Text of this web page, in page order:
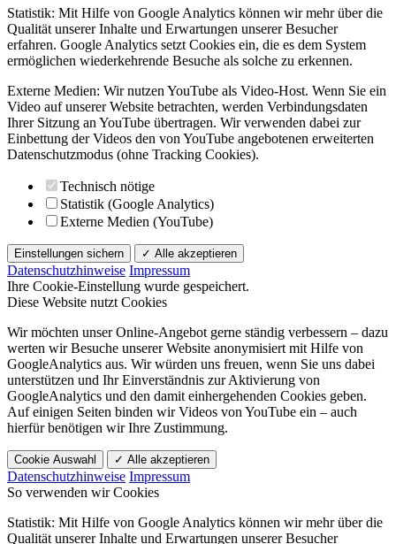
Statistik: Mit Hilfe von Google Analytics können wir mehr über die
Qualität unserer Inhalte und Erwartungen unserer Besucher
erfahren. Google Analytics setzt Cookies ein, die es dem System
ermöglichen wiederkehrende Besuche als solche zu erkennen.
Externe Medien: Wir nutzen YouTube als Video-Host. Wenn Sie ein
Video auf unserer Website betrachten, werden Verbindungsdaten
Ihrer Sitzung an YouTube übertragen. Wir verwenden dabei zur
Einbettung der Videos den von YouTube angebotenen erweiterten
Datenschutzmodus (ohne Tracking Cookies).
Technisch nötige
Statistik (Google Analytics)
Externe Medien (YouTube)
Einstellungen sichern ✓ Alle akzeptieren
Datenschutzhinweise Impressum
Ihre Cookie-Einstellung wurde gespeichert.
Diese Website nutzt Cookies
Wir möchten unser Online-Angebot gerne ständig verbessern – dazu
werten wir Besuche unserer Website anonymisiert mit Hilfe von
GoogleAnalytics aus. Wir würden uns freuen, wenn Sie uns dabei
unterstützen und Ihr Einverständnis zur Aktivierung von
GoogleAnalytics und den damit einhergehenden Cookies geben.
Auf einigen Seiten binden wir Videos von YouTube ein – auch
hierfür benötigen wir Ihre Zustimmung.
Cookie Auswahl ✓ Alle akzeptieren
Datenschutzhinweise Impressum
So verwenden wir Cookies
Statistik: Mit Hilfe von Google Analytics können wir mehr über die
Qualität unserer Inhalte und Erwartungen unserer Besucher